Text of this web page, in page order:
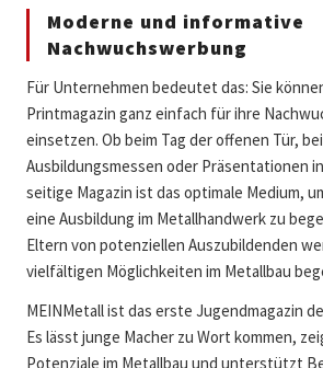
Moderne und informative
Nachwuchswerbung
Für Unternehmen bedeutet das: Sie
Printmagazin ganz einfach für ihre
einsetzen. Ob beim Tag der offenen Tür,
Ausbildungsmessen oder Präsentationen
seitige Magazin ist das optimale Medium,
eine Ausbildung im Metallhandwerk zu
Eltern von potenziellen Auszubildenden
vielfältigen Möglichkeiten im Metallbau
MEINMetall ist das erste Jugendmagazin
Es lässt junge Macher zu Wort kommen,
Potenziale im Metallbau und unterstützt